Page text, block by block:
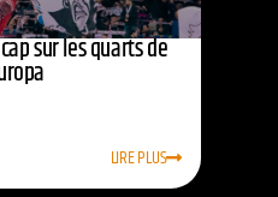
sur les quarts de
LIRE PLUS